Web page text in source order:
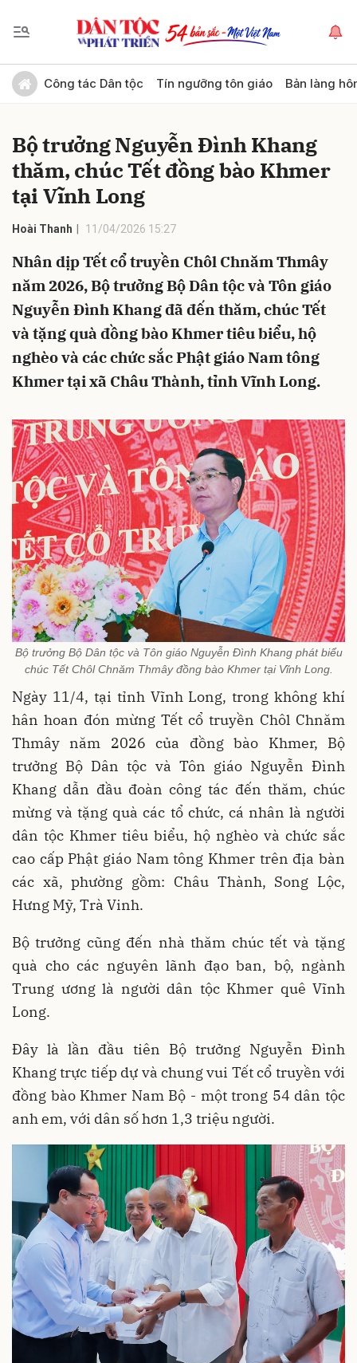
Công tác Dân tộc Tín ngưỡng tôn giáo Bản làng
Bộ trưởng Nguyễn Đình Khang
thăm, chúc Tết đồng bào Khmer
tại Vĩnh Long
Hoài Thanh 11/04/2026 15:27
Nhân dịp Tết cổ truyền Chôl Chnăm Thmây
năm 2026, Bộ trưởng Bộ Dân tộc và Tôn giáo
Nguyễn Đình Khang đã đến thăm, chúc Tết
và tặng quà đồng bào Khmer tiêu biểu, hộ
nghèo và các chức sắc Phật giáo Nam tông
Khmer tại xã Châu Thành, tỉnh Vĩnh Long.
Bộ trưởng Bộ Dân tộc và Tôn giáo Nguyễn Đình Khang phát biểu
chúc Tết Chôl Chnăm Thmây đồng bào Khmer tại Vĩnh Long.
Ngày 11/4, tại tỉnh Vĩnh Long, trong không khí
hân hoan đón mừng Tết cổ truyền Chôl Chnăm
Thmây năm 2026 của đồng bào Khmer, Bộ
trưởng Bộ Dân tộc và Tôn giáo Nguyễn Đình
Khang dẫn đầu đoàn công tác đến thăm, chúc
mừng và tặng quà các tổ chức, cá nhân là người
dân tộc Khmer tiêu biểu, hộ nghèo và chức sắc
cao cấp Phật giáo Nam tông Khmer trên địa bàn
các xã, phường gồm: Châu Thành, Song Lộc,
Hưng Mỹ, Trà Vinh.
Bộ trưởng cũng đến nhà thăm chúc tết và tặng
quà cho các nguyên lãnh đạo ban, bộ, ngành
Trung ương là người dân tộc Khmer quê Vĩnh
Long.
Đây là lần đầu tiên Bộ trưởng Nguyễn Đình
Khang trực tiếp dự và chung vui Tết cổ truyền với
đồng bào Khmer Nam Bộ - một trong 54 dân tộc
anh em, với dân số hơn 1,3 triệu người.
Gửi bình luận